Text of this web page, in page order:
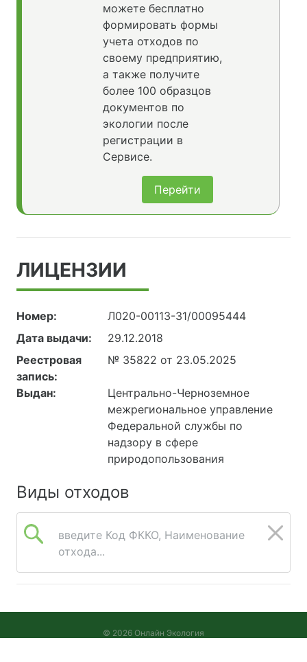
можете бесплатно
формировать формы
учета отходов по
своему предприятию,
а также получите
более 100 образцов
документов по
экологии после
регистрации в
Сервисе.
Перейти
ЛИЦЕНЗИИ
Номер:
Л020-00113-31/00095444
Дата выдачи:
29.12.2018
Реестровая
запись:
№ 35822 от 23.05.2025
Выдан:
Центрально-Черноземное
межрегиональное управление
Федеральной службы по
надзору в сфере
природопользования
Виды отходов
введите Код ФККО, Наименование
отхода...
© 2026 Онлайн Экология